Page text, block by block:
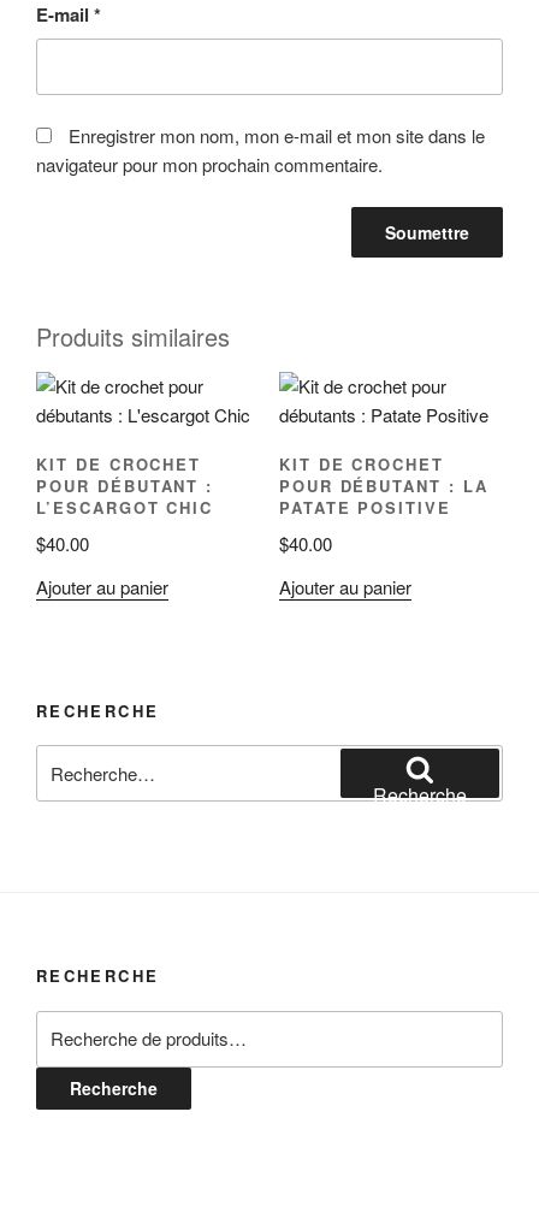
E-mail *
Enregistrer mon nom, mon e-mail et mon site dans le
navigateur pour mon prochain commentaire.
Produits similaires
KIT DE CROCHET
POUR DÉBUTANT :
L’ESCARGOT CHIC
$40.00
Ajouter au panier
KIT DE CROCHET
POUR DÉBUTANT : LA
PATATE POSITIVE
$40.00
Ajouter au panier
RECHERCHE
pour
Recherche
RECHERCHE
pour :
Recherche